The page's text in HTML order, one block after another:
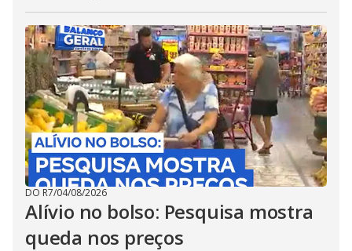
DO R7/04/08/2026
Alívio no bolso: Pesquisa mostra
queda nos preços